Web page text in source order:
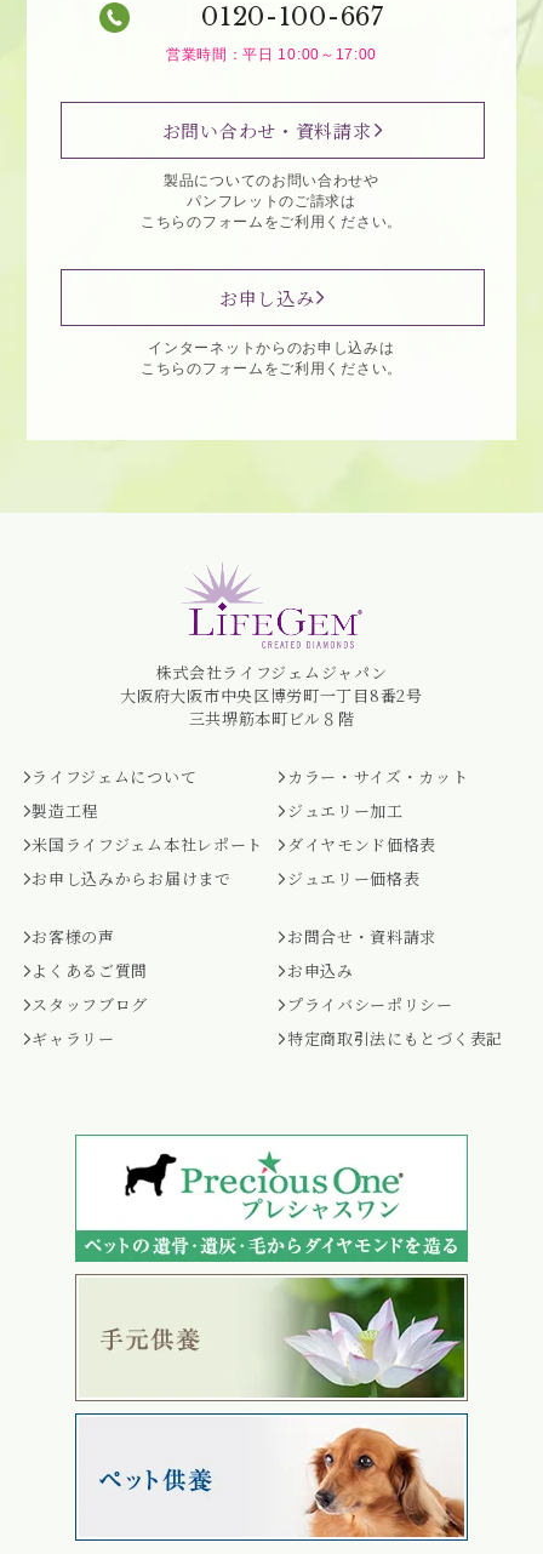
0120-100-667
営業時間：平日 10:00～17:00
お問い合わせ・資料請求
製品についてのお問い合わせや
パンフレットのご請求は
こちらのフォームをご利用ください。
お申し込み
インターネットからのお申し込みは
こちらのフォームをご利用ください。
株式会社ライフジェムジャパン
大阪府大阪市中央区博労町一丁目8番2号
三共堺筋本町ビル８階
ライフジェムについて
製造工程
米国ライフジェム本社レポート
お申し込みからお届けまで
カラー・サイズ・カット
ジュエリー加工
ダイヤモンド価格表
ジュエリー価格表
お客様の声
よくあるご質問
スタッフブログ
ギャラリー
お問合せ・資料請求
お申込み
プライバシーポリシー
特定商取引法にもとづく表記